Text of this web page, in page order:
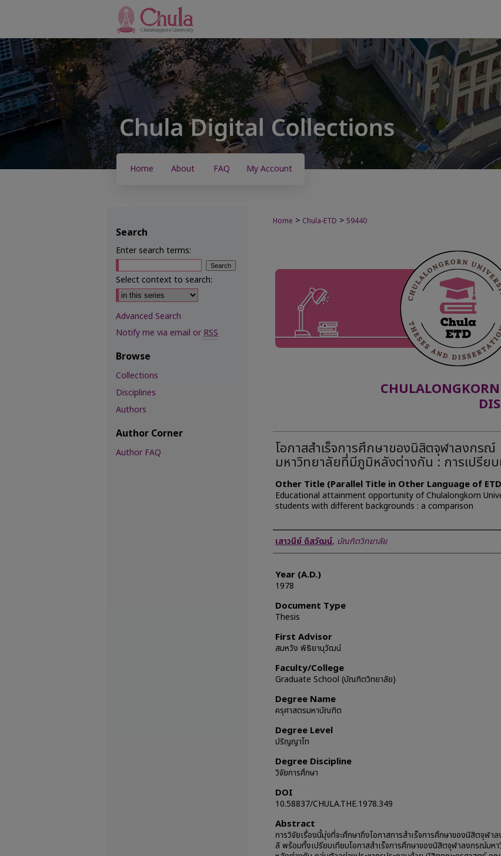
Home About FAQ My Account
Home > Chula-ETD > 59440
โอกาสสำเร็จการศึกษาของนิสิตจุฬาลงกรณ์
มหาวิทยาลัยที่มีภูมิหลังต่างกัน : การเปรีย
Other Title (Parallel Title in Other Language of
Educational attainment opportunity of Chulalongkorn
students with different backgrounds : a comparison
Author
เสาวนีย์ ดิสวัฒน์, บัณฑิตวิทยาลัย
Year (A.D.)
1978
Document Type
Thesis
First Advisor
สมหวัง พิธิยานุวัฒน์
Faculty/College
Graduate School (บัณฑิตวิทยาลัย)
Degree Name
ครุศาสตรมหาบัณฑิต
Degree Level
ปริญญาโท
Degree Discipline
วิจัยการศึกษา
DOI
10.58837/CHULA.THE.1978.349
Abstract
การวิจัยเรื่องนี้มุ่งที่จะศึกษาถึงโอกาสการสำเร็จการศึกษาของนิสิตจุฬา
ลั พร้อมทั้งเปรียบเทียบโอกาสสำเร็จการศึกษาของนิสิตจุฬาลงกรณ์มห
Search
Enter search terms:
Select context to search:
Advanced Search
Notify me via email orRSS
Browse
Collections
Disciplines
Authors
Author Corner
Author FAQ